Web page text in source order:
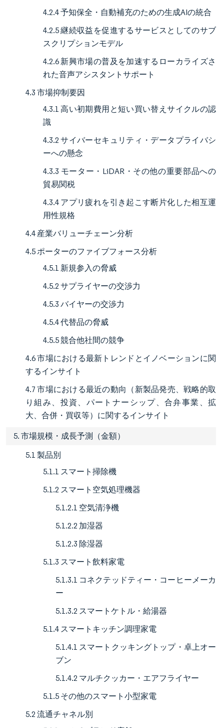
4.2.4 予知保全・自動補充のための生成AIの統合
4.2.5 継続収益を促進するサービスとしてのサブ
スクリプションモデル
4.2.6 新興市場の普及を加速するローカライズさ
れた音声アシスタントサポート
4.3 市場抑制要因
4.3.1 高い初期費用と短い買い替えサイクルの認
識
4.3.2 サイバーセキュリティ・データプライバシ
ーへの懸念
4.3.3 モーター・LiDAR・その他の重要部品への
貿易関税
4.3.4 アプリ疲れを引き起こす断片化した相互運
用性規格
4.4 産業バリューチェーン分析
4.5 ポーターのファイブフォース分析
4.5.1 新規参入の脅威
4.5.2 サプライヤーの交渉力
4.5.3 バイヤーの交渉力
4.5.4 代替品の脅威
4.5.5 競合他社間の競争
4.6 市場における最新トレンドとイノベーションに関
するインサイト
4.7 市場における最近の動向（新製品発売、戦略的取
り組み、投資、パートナーシップ、合弁事業、拡
大、合併・買収等）に関するインサイト
5. 市場規模・成長予測（金額）
5.1 製品別
5.1.1 スマート掃除機
5.1.2 スマート空気処理機器
5.1.2.1 空気清浄機
5.1.2.2 加湿器
5.1.2.3 除湿器
5.1.3 スマート飲料家電
5.1.3.1 コネクテッドティー・コーヒーメーカ
ー
5.1.3.2 スマートケトル・給湯器
5.1.4 スマートキッチン調理家電
5.1.4.1 スマートクッキングトップ・卓上オー
ブン
5.1.4.2 マルチクッカー・エアフライヤー
5.1.5 その他のスマート小型家電
5.2 流通チャネル別